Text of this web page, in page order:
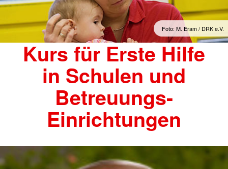
Foto: M. Eram / DRK e.V.
Kurs für Erste Hilfe
in Schulen und
Betreuungs-
Einrichtungen